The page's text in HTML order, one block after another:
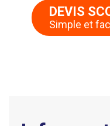
DEVIS
Simple et